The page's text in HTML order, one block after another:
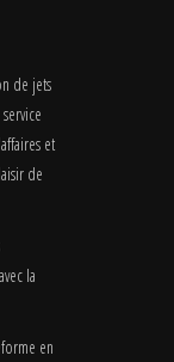
de jets
et
de
la
en